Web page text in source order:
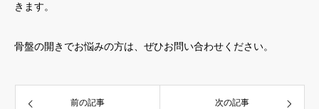
きます。
骨盤の開きでお悩みの方は、ぜひお問い合わせください。
前の記事 次の記事